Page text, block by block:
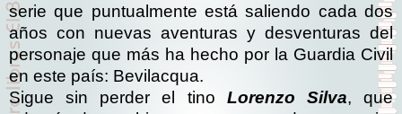
serie que puntualmente está saliendo cada dos
años con nuevas aventuras y desventuras del
personaje que más ha hecho por la Guardia Civil
en este país: Bevilacqua.
Sigue sin perder el tino Lorenzo Silva, que